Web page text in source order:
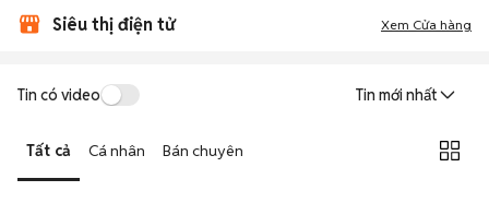
Siêu thị điện tử Xem Cửa hàng
Tin có video Tin mới nhất
Tất cả Cá nhân Bán chuyên